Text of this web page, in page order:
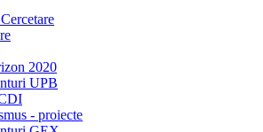
2020
UPB
- proiecte